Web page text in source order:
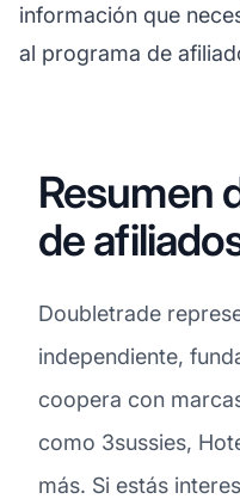
información que
al programa de
Resumen
de
Doubletrade
independiente,
coopera con
como 3sussies,
más. Si estás